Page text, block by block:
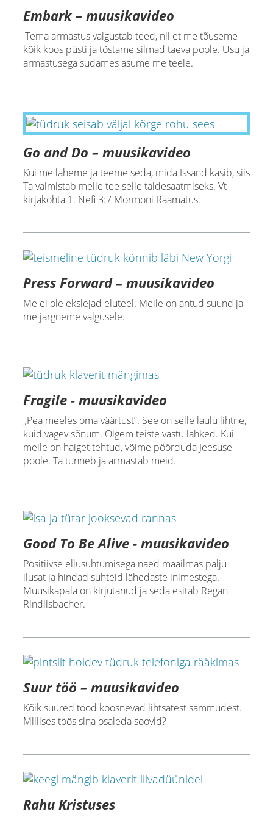
Embark – muusikavideo
'Tema armastus valgustab teed, nii et me tõuseme
kõik koos püsti ja tõstame silmad taeva poole. Usu ja
armastusega südames asume me teele.'
Go and Do – muusikavideo
Kui me läheme ja teeme seda, mida Issand käsib, siis
Ta valmistab meile tee selle täidesaatmiseks. Vt
kirjakohta 1. Nefi 3:7 Mormoni Raamatus.
Press Forward – muusikavideo
Me ei ole ekslejad eluteel. Meile on antud suund ja
me järgneme valgusele.
Fragile - muusikavideo
„Pea meeles oma väärtust”. See on selle laulu lihtne,
kuid vägev sõnum. Olgem teiste vastu lahked. Kui
meile on haiget tehtud, võime pöörduda Jeesuse
poole. Ta tunneb ja armastab meid.
Good To Be Alive - muusikavideo
Positiivse ellusuhtumisega näed maailmas palju
ilusat ja hindad suhteid lähedaste inimestega.
Muusikapala on kirjutanud ja seda esitab Regan
Rindlisbacher.
Suur töö – muusikavideo
Kõik suured tööd koosnevad lihtsatest sammudest.
Millises töös sina osaleda soovid?
Rahu Kristuses